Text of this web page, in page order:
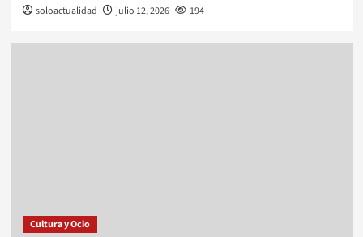
soloactualidad julio 12, 2026 194
Cultura y Ocio